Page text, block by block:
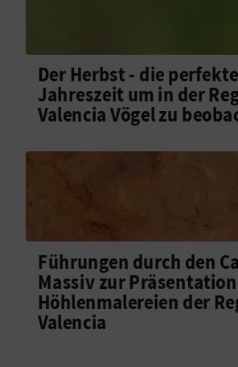
Der Herbst - die perfekte
Jahreszeit um in der
Valencia Vögel zu
Führungen durch den
Massiv zur
Höhlenmalereien der
Valencia